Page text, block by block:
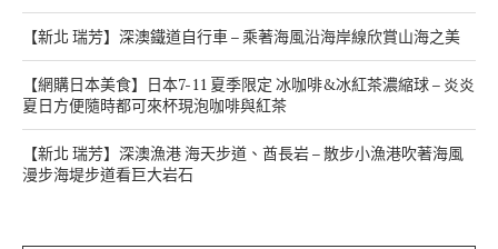
【新北 瑞芳】深澳鐵道自行車 – 乘著海風沿海岸線欣賞山海之美
【網購日本美食】日本7-11 夏季限定 冰咖啡&冰紅茶濃縮球 – 炎炎
夏日方便隨時都可來杯現泡咖啡與紅茶
【新北 瑞芳】深澳漁港 海天步道、酋長岩 – 散步小漁港吹著海風
漫步海堤步道看巨大岩石